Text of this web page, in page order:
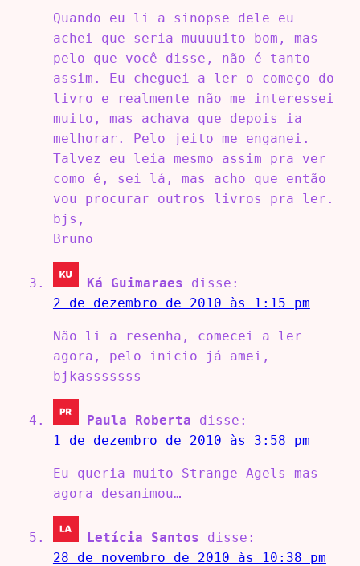
Quando eu li a sinopse dele eu
achei que seria muuuuito bom, mas
pelo que você disse, não é tanto
assim. Eu cheguei a ler o começo do
livro e realmente não me interessei
muito, mas achava que depois ia
melhorar. Pelo jeito me enganei.
Talvez eu leia mesmo assim pra ver
como é, sei lá, mas acho que então
vou procurar outros livros pra ler.
bjs,
Bruno
Ká Guimaraes
disse:
2 de dezembro de 2010 às 1:15 pm
Não li a resenha, comecei a ler
agora, pelo inicio já amei,
bjkasssssss
Paula Roberta
disse:
1 de dezembro de 2010 às 3:58 pm
Eu queria muito Strange Agels mas
agora desanimou…
Letícia Santos
disse:
28 de novembro de 2010 às 10:38 pm